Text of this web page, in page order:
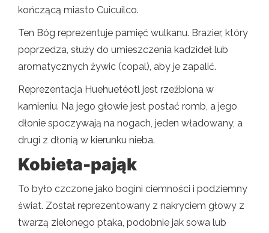
kończącą miasto Cuicuilco.
Ten Bóg reprezentuje pamięć wulkanu. Brazier, który
poprzedza, służy do umieszczenia kadzideł lub
aromatycznych żywic (copal), aby je zapalić.
Reprezentacja Huehuetéotl jest rzeźbiona w
kamieniu. Na jego głowie jest postać romb, a jego
dłonie spoczywają na nogach, jeden władowany, a
drugi z dłonią w kierunku nieba.
Kobieta-pająk
To było czczone jako bogini ciemności i podziemny
świat. Został reprezentowany z nakryciem głowy z
twarzą zielonego ptaka, podobnie jak sowa lub